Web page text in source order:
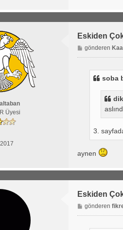
Üyesi
Eskiden
M
e
gönderen
soba
3.
aynen
Eskiden
M
e
gönderen